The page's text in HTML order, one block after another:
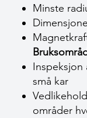
Minste
Inspeksjon
små kar
områder